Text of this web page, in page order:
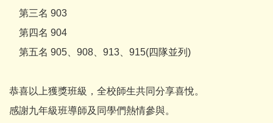
第三名 903
第四名 904
第五名 905、908、913、915(四隊並列)
恭喜以上獲獎班級，全校師生共同分享喜悅。
感謝九年級班導師及同學們熱情參與。